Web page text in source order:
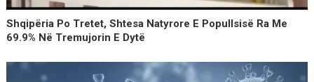
Shqipëria Po Tretet, Shtesa Natyrore E Popullsisë Ra Me
69.9% Në Tremujorin E Dytë